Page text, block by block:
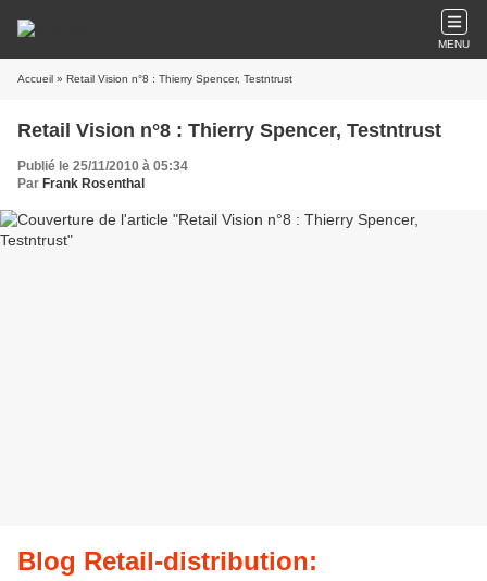
MENU
Accueil » Retail Vision n°8 : Thierry Spencer, Testntrust
Retail Vision n°8 : Thierry Spencer, Testntrust
Publié le 25/11/2010 à 05:34
Par Frank Rosenthal
Blog Retail-distribution: